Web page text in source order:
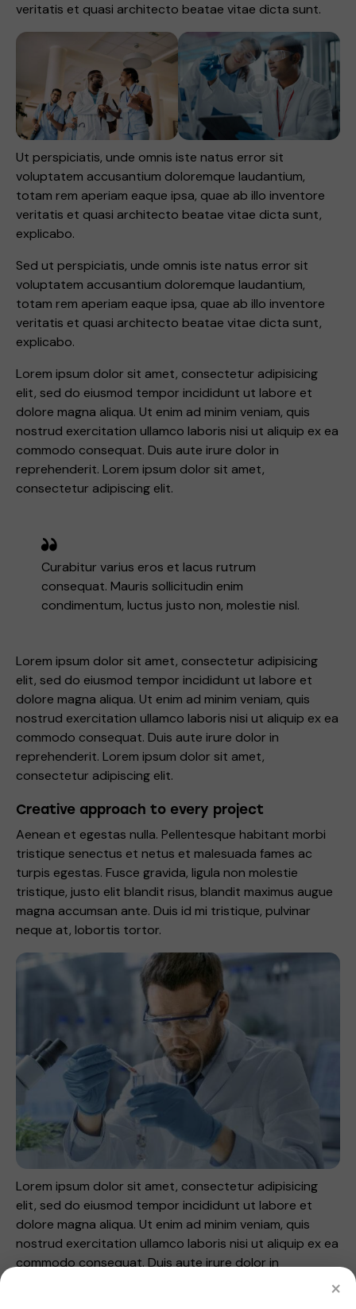
veritatis et quasi architecto beatae vitae dicta sunt.
Ut perspiciatis, unde omnis iste natus error sit
voluptatem accusantium doloremque laudantium,
totam rem aperiam eaque ipsa, quae ab illo inventore
veritatis et quasi architecto beatae vitae dicta sunt,
explicabo.
Sed ut perspiciatis, unde omnis iste natus error sit
voluptatem accusantium doloremque laudantium,
totam rem aperiam eaque ipsa, quae ab illo inventore
veritatis et quasi architecto beatae vitae dicta sunt,
explicabo.
Lorem ipsum dolor sit amet, consectetur adipisicing
elit, sed do eiusmod tempor incididunt ut labore et
dolore magna aliqua. Ut enim ad minim veniam, quis
nostrud exercitation ullamco laboris nisi ut aliquip ex ea
commodo consequat. Duis aute irure dolor in
reprehenderit. Lorem ipsum dolor sit amet,
consectetur adipiscing elit.
Curabitur varius eros et lacus rutrum
consequat. Mauris sollicitudin enim
condimentum, luctus justo non, molestie nisl.
Lorem ipsum dolor sit amet, consectetur adipisicing
elit, sed do eiusmod tempor incididunt ut labore et
dolore magna aliqua. Ut enim ad minim veniam, quis
nostrud exercitation ullamco laboris nisi ut aliquip ex ea
commodo consequat. Duis aute irure dolor in
reprehenderit. Lorem ipsum dolor sit amet,
consectetur adipiscing elit.
Creative approach to every project
Aenean et egestas nulla. Pellentesque habitant morbi
tristique senectus et netus et malesuada fames ac
turpis egestas. Fusce gravida, ligula non molestie
tristique, justo elit blandit risus, blandit maximus augue
magna accumsan ante. Duis id mi tristique, pulvinar
neque at, lobortis tortor.
Lorem ipsum dolor sit amet, consectetur adipisicing
elit, sed do eiusmod tempor incididunt ut labore et
dolore magna aliqua. Ut enim ad minim veniam, quis
nostrud exercitation ullamco laboris nisi ut aliquip ex ea
commodo consequat. Duis aute irure dolor in
×